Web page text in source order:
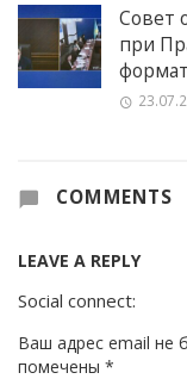
Совет
при
COMMENTS
LEAVE A REPLY
Social connect:
Ваш адрес email не
помечены *